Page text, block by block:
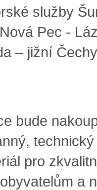
služby
Pec -
– jižní
bude
technický
pro
a